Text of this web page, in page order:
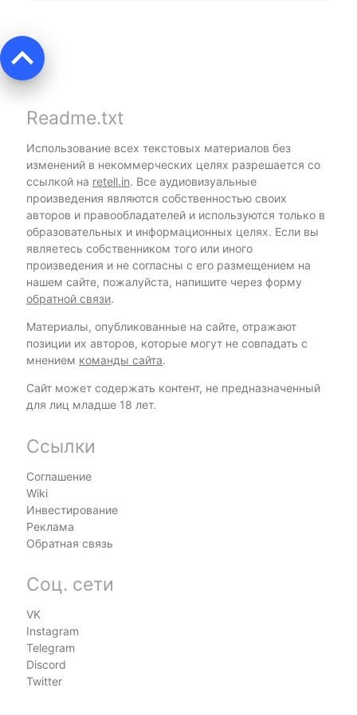
keyboard_arrow_up
Readme.txt
Использование всех текстовых материалов без
изменений в некоммерческих целях разрешается со
ссылкой на retell.in. Все аудиовизуальные
произведения являются собственностью своих
авторов и правообладателей и используются только в
образовательных и информационных целях. Если вы
являетесь собственником того или иного
произведения и не согласны с его размещением на
нашем сайте, пожалуйста, напишите через форму
обратной связи.
Материалы, опубликованные на сайте, отражают
позиции их авторов, которые могут не совпадать с
мнением команды сайта.
Сайт может содержать контент, не предназначенный
для лиц младше 18 лет.
Ссылки
Соглашение
Wiki
Инвестирование
Реклама
Обратная связь
Соц. сети
VK
Instagram
Telegram
Discord
Twitter